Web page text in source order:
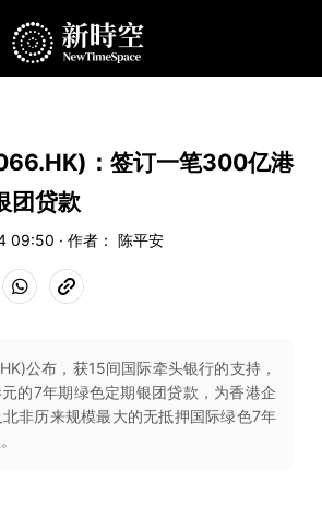
：签订一笔300亿港
团贷款
09:50 · 作者： 陈平安
公布，获15间国际牵头银行的支持，
的7年期绿色定期银团贷款，为香港企
非历来规模最大的无抵押国际绿色7年